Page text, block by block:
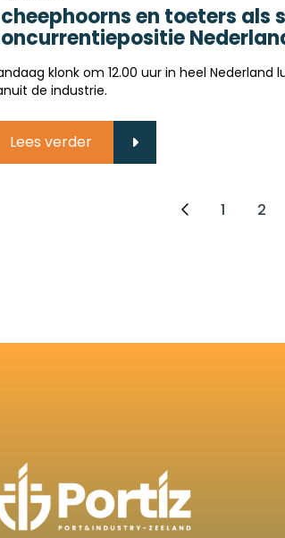
en toeters als
klonk om 12.00 uur in heel
de industrie.
Lees verder
1 2